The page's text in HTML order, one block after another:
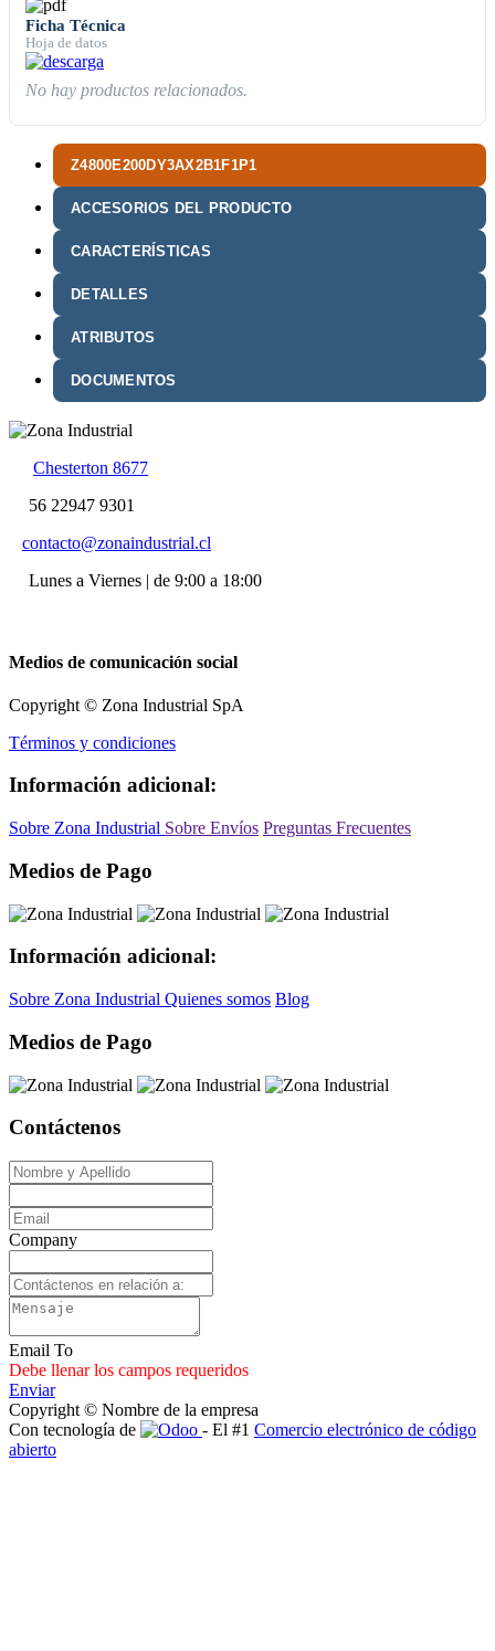
Z4800E200DY3AX2B1F1P1
ACCESORIOS DEL PRODUCTO
CARACTERÍSTICAS
DETALLES
ATRIBUTOS
DOCUMENTOS
Ficha Técnica
Hoja de datos
No hay productos relacionados.
Chesterton 8677
56 22947 9301
contacto@zonaindustrial.cl
Lunes a Viernes | de 9:00 a 18:00
Medios de comunicación social
Copyright © Zona Industrial SpA
Términos y condiciones
Información adicional:
Sobre Zona Industrial Sobre Envíos Preguntas Frecuentes
Medios de Pago
Información adicional:
Sobre Zona Industrial Quienes somos Blog
Medios de Pago
Contáctenos
Company
Email To
Debe llenar los campos requeridos
Enviar
Copyright © Nombre de la empresa
Con tecnología de
- El #1 Comercio electrónico de código
abierto